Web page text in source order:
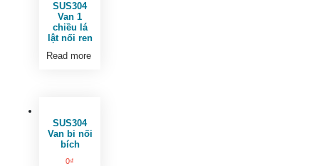
SUS304
Van 1
chiều lá
lật nối ren
Read more
SUS304
Van bi nối
bích
0₫